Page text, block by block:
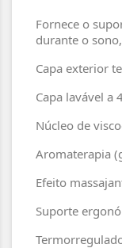
Fornece o
durante o
Capa exterior
Capa lavável a
Núcleo de
Aromaterapia
Efeito
Suporte